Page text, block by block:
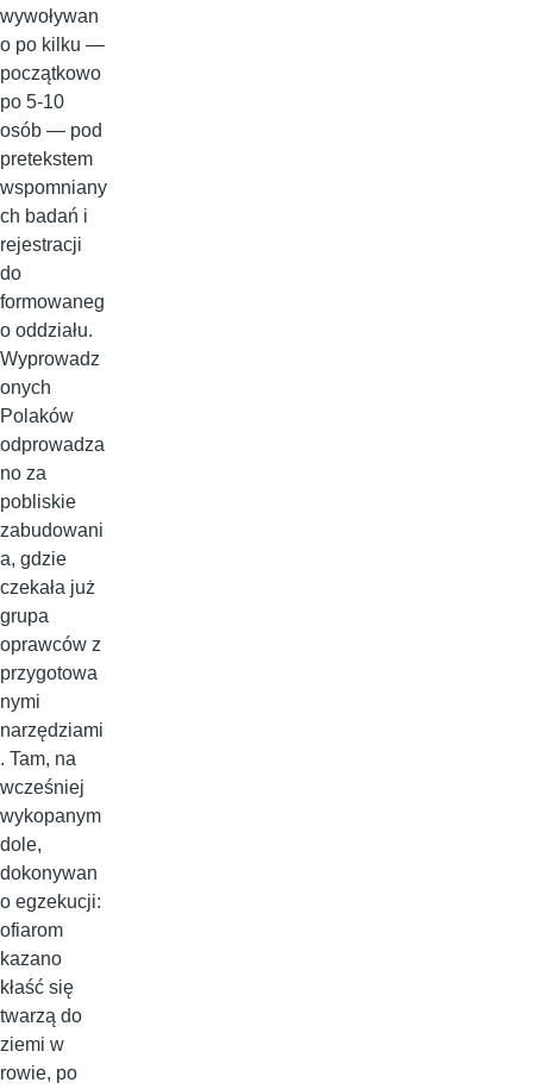
wywoływan
o po kilku —
początkowo
po 5-10
osób — pod
pretekstem
wspomniany
ch badań i
rejestracji
do
formowaneg
o oddziału.
Wyprowadz
onych
Polaków
odprowadza
no za
pobliskie
zabudowani
a, gdzie
czekała już
grupa
oprawców z
przygotowa
nymi
narzędziami
. Tam, na
wcześniej
wykopanym
dole,
dokonywan
o egzekucji:
ofiarom
kazano
kłaść się
twarzą do
ziemi w
rowie, po